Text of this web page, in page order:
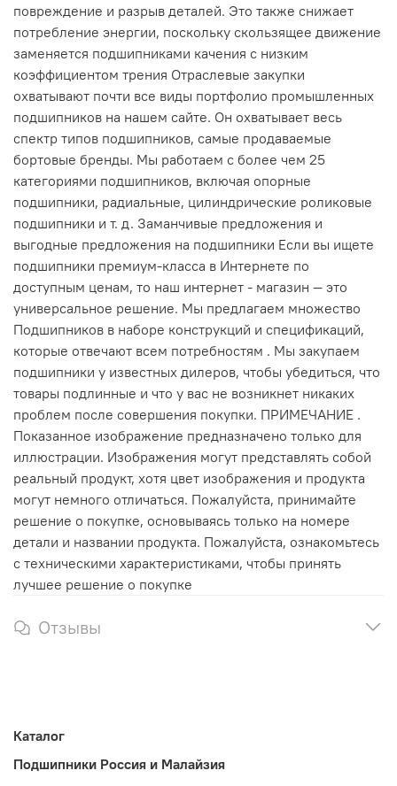
повреждение и разрыв деталей. Это также снижает
потребление энергии, поскольку скользящее движение
заменяется подшипниками качения с низким
коэффициентом трения Отраслевые закупки
охватывают почти все виды портфолио промышленных
подшипников на нашем сайте. Он охватывает весь
спектр типов подшипников, самые продаваемые
бортовые бренды. Мы работаем с более чем 25
категориями подшипников, включая опорные
подшипники, радиальные, цилиндрические роликовые
подшипники и т. д. Заманчивые предложения и
выгодные предложения на подшипники Если вы ищете
подшипники премиум-класса в Интернете по
доступным ценам, то наш интернет - магазин — это
универсальное решение. Мы предлагаем множество
Подшипников в наборе конструкций и спецификаций,
которые отвечают всем потребностям . Мы закупаем
подшипники у известных дилеров, чтобы убедиться, что
товары подлинные и что у вас не возникнет никаких
проблем после совершения покупки. ПРИМЕЧАНИЕ .
Показанное изображение предназначено только для
иллюстрации. Изображения могут представлять собой
реальный продукт, хотя цвет изображения и продукта
могут немного отличаться. Пожалуйста, принимайте
решение о покупке, основываясь только на номере
детали и названии продукта. Пожалуйста, ознакомьтесь
с техническими характеристиками, чтобы принять
лучшее решение о покупке
Отзывы
Каталог
Подшипники Россия и Малайзия